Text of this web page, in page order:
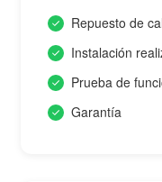
Repuesto de
Instalación
Prueba de
Garantía